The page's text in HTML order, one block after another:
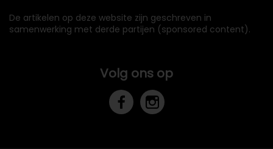
De artikelen op deze website zijn geschreven in
samenwerking met derde partijen (sponsored content).
Volg ons op